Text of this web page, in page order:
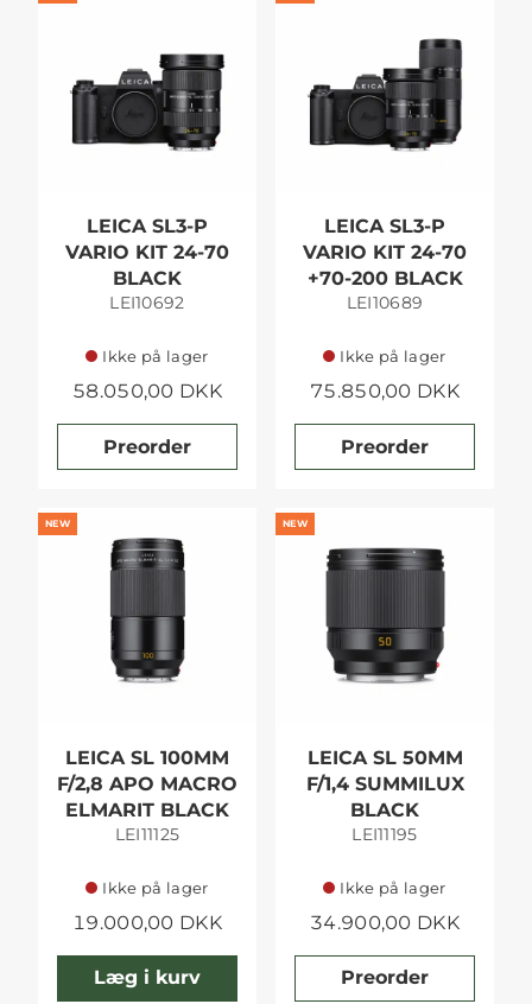
LEICA SL3-P
VARIO KIT 24-70
BLACK
LEI10692
Ikke på lager
58.050,00 DKK
Preorder
LEICA SL3-P
VARIO KIT 24-70
+70-200 BLACK
LEI10689
Ikke på lager
75.850,00 DKK
Preorder
NEW
LEICA SL 100MM
F/2,8 APO MACRO
ELMARIT BLACK
LEI11125
Ikke på lager
19.000,00 DKK
Læg i kurv
NEW
LEICA SL 50MM
F/1,4 SUMMILUX
BLACK
LEI11195
Ikke på lager
34.900,00 DKK
Preorder